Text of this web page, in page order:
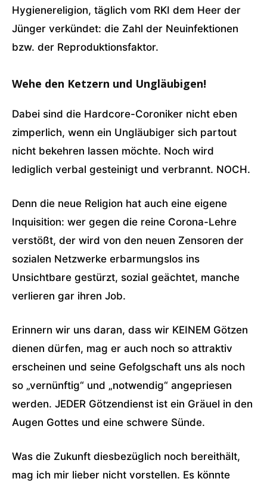
Hygienereligion, täglich vom RKI dem Heer der
Jünger verkündet: die Zahl der Neuinfektionen
bzw. der Reproduktionsfaktor.
Wehe den Ketzern und Ungläubigen!
Dabei sind die Hardcore-Coroniker nicht eben
zimperlich, wenn ein Ungläubiger sich partout
nicht bekehren lassen möchte. Noch wird
lediglich verbal gesteinigt und verbrannt. NOCH.
Denn die neue Religion hat auch eine eigene
Inquisition: wer gegen die reine Corona-Lehre
verstößt, der wird von den neuen Zensoren der
sozialen Netzwerke erbarmungslos ins
Unsichtbare gestürzt, sozial geächtet, manche
verlieren gar ihren Job.
Erinnern wir uns daran, dass wir KEINEM Götzen
dienen dürfen, mag er auch noch so attraktiv
erscheinen und seine Gefolgschaft uns als noch
so „vernünftig“ und „notwendig“ angepriesen
werden. JEDER Götzendienst ist ein Gräuel in den
Augen Gottes und eine schwere Sünde.
Was die Zukunft diesbezüglich noch bereithält,
mag ich mir lieber nicht vorstellen. Es könnte